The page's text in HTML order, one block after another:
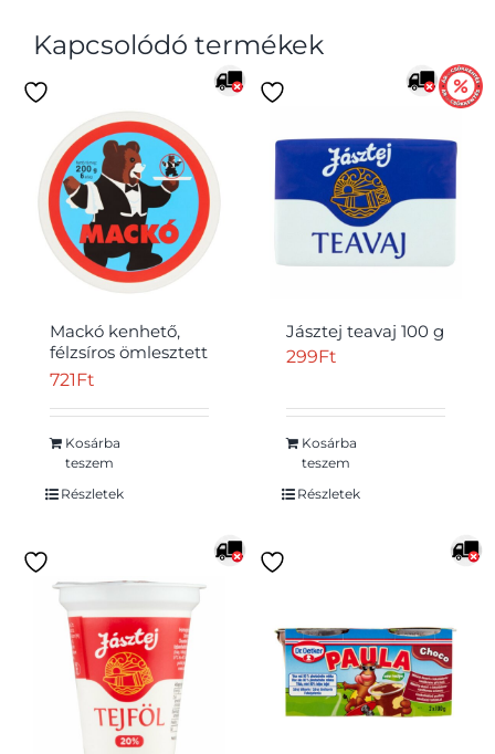
Kapcsolódó termékek
Mackó kenhető,
félzsíros ömlesztett
sajt 6 db 200 g
721Ft
Kosárba
teszem
Részletek
Jásztej teavaj 100 g
299Ft
Kosárba
teszem
Részletek